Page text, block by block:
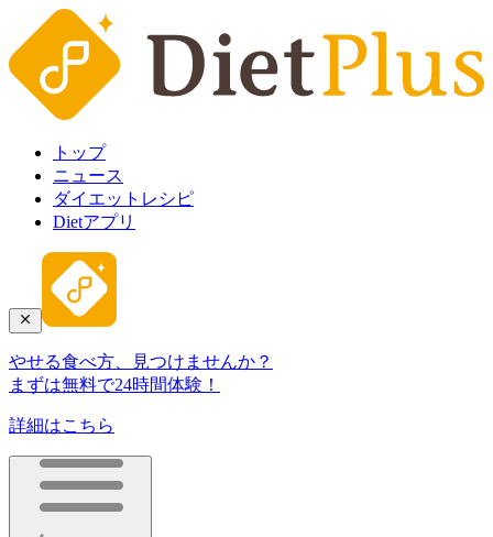
トップ
ニュース
ダイエットレシピ
Dietアプリ
やせる食べ方、見つけませんか？
まずは無料で24時間体験！
詳細はこちら